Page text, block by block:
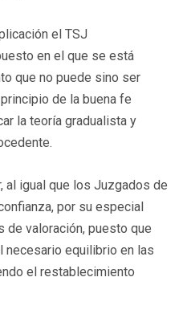
el TSJ
en el que se está
que no puede sino ser
de la buena fe
la teoría gradualista y
al igual que los Juzgados de
por su especial
de valoración, puesto que
necesario equilibrio en las
el restablecimiento